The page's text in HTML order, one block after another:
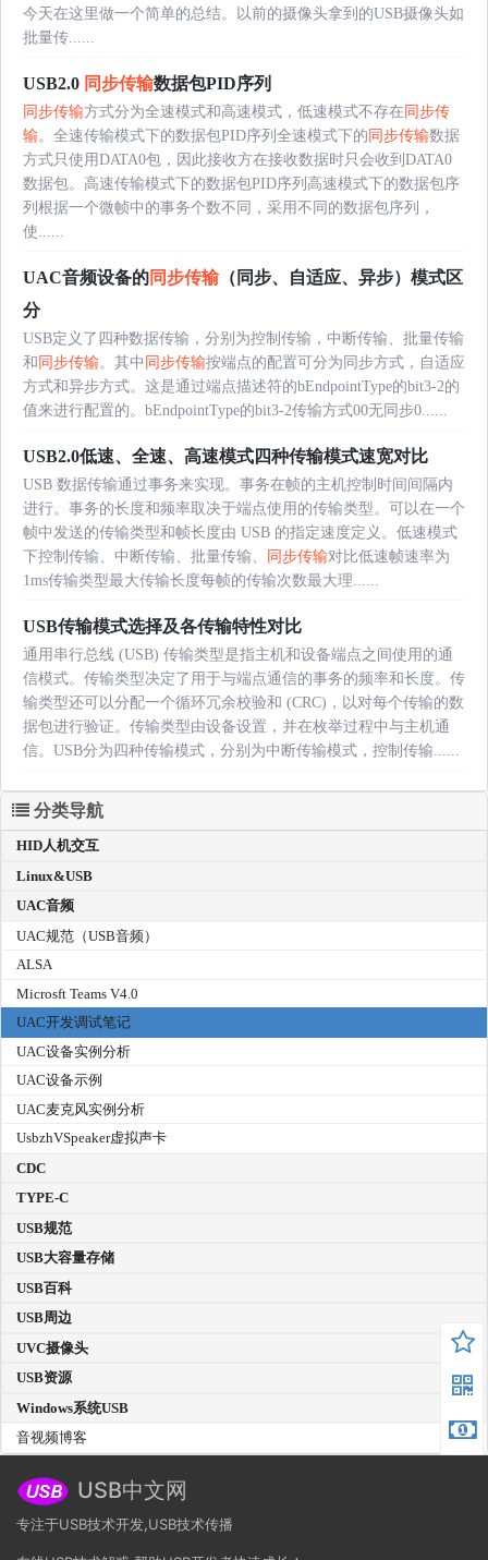
今天在这里做一个简单的总结。以前的摄像头拿到的USB摄像头如
批量传......
USB2.0 同步传输数据包PID序列
同步传输方式分为全速模式和高速模式，低速模式不存在 同步传
输。全速传输模式下的数据包PID序列全速模式下的 同步传输数据
方式只使用DATA0包，因此接收方在接收数据时只会收到DATA0
数据包。高速传输模式下的数据包PID序列高速模式下的数据包序
列根据一个微帧中的事务个数不同，采用不同的数据包序列，
使......
UAC音频设备的同步传输（同步、自适应、异步）模式区
分
USB定义了四种数据传输，分别为控制传输，中断传输、批量传输
和 同步传输。其中 同步传输按端点的配置可分为同步方式，自适应
方式和异步方式。这是通过端点描述符的bEndpointType的bit3-2的
值来进行配置的。bEndpointType的bit3-2传输方式00无同步0......
USB2.0低速、全速、高速模式四种传输模式速宽对比
USB 数据传输通过事务来实现。事务在帧的主机控制时间间隔内
进行。事务的长度和频率取决于端点使用的传输类型。可以在一个
帧中发送的传输类型和帧长度由 USB 的指定速度定义。低速模式
下控制传输、中断传输、批量传输、
同步传输对比低速帧速率为
1ms传输类型最大传输长度每帧的传输次数最大理......
USB传输模式选择及各传输特性对比
通用串行总线 (USB) 传输类型是指主机和设备端点之间使用的通
信模式。传输类型决定了用于与端点通信的事务的频率和长度。传
输类型还可以分配一个循环冗余校验和 (CRC)，以对每个传输的数
据包进行验证。传输类型由设备设置，并在枚举过程中与主机通
信。USB分为四种传输模式，分别为中断传输模式，控制传输......
分类导航
HID人机交互
Linux&USB
UAC音频
UAC规范（USB音频）
ALSA
Microsft Teams V4.0
UAC开发调试笔记
UAC设备实例分析
UAC设备示例
UAC麦克风实例分析
UsbzhVSpeaker虚拟声卡
CDC
TYPE-C
USB规范
USB大容量存储
USB百科
USB周边
UVC摄像头
USB资源
Windows系统USB
音视频博客
USB中文网
专注于USB技术开发,USB技术传播